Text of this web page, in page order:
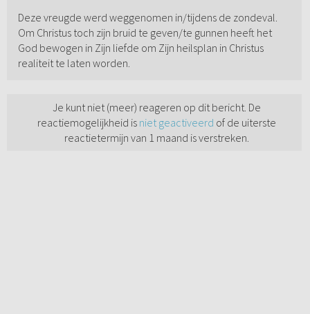
Deze vreugde werd weggenomen in/tijdens de zondeval.
Om Christus toch zijn bruid te geven/te gunnen heeft het
God bewogen in Zijn liefde om Zijn heilsplan in Christus
realiteit te laten worden.
Je kunt niet (meer) reageren op dit bericht. De
reactiemogelijkheid is niet geactiveerd of de uiterste
reactietermijn van 1 maand is verstreken.